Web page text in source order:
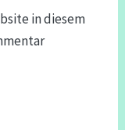
in diesem